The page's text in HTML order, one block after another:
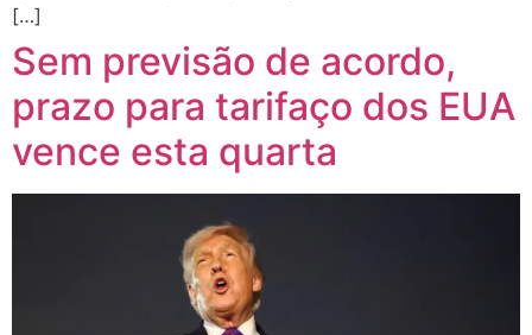
[…]
Sem previsão de acordo,
prazo para tarifaço dos EUA
vence esta quarta